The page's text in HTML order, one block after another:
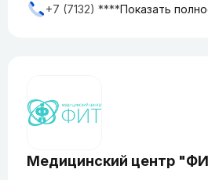
+7 (7132) ****Показать
Медицинский центр